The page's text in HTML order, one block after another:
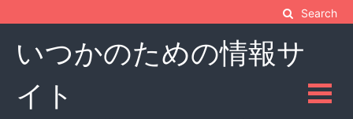
content
Search
いつかのための情報サ
イト